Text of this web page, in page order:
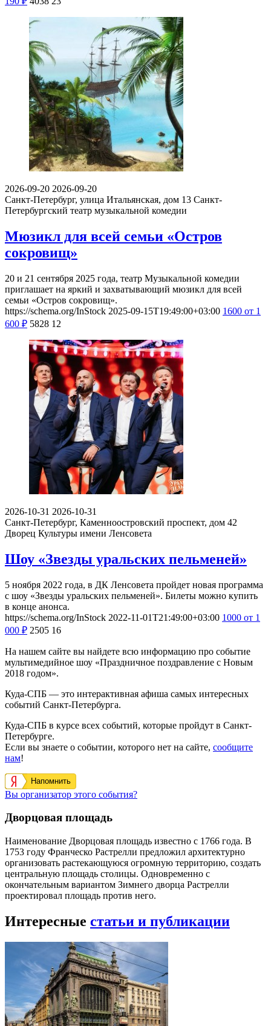
2026-09-20 2026-09-20
Санкт-Петербург, улица Итальянская, дом 13 Санкт-
Петербургский театр музыкальной комедии
Мюзикл для всей семьи «Остров
сокровищ»
20 и 21 сентября 2025 года, театр Музыкальной комедии
приглашает на яркий и захватывающий мюзикл для всей
семьи «Остров сокровищ».
https://schema.org/InStock 2025-09-15T19:49:00+03:00 1600 от 1
600 ₽ 5828 12
2026-10-31 2026-10-31
Санкт-Петербург, Каменноостровский проспект, дом 42
Дворец Культуры имени Ленсовета
Шоу «Звезды уральских пельменей»
5 ноября 2022 года, в ДК Ленсовета пройдет новая программа
с шоу «Звезды уральских пельменей». Билеты можно купить
в конце анонса.
https://schema.org/InStock 2022-11-01T21:49:00+03:00 1000 от 1
000 ₽ 2505 16
На нашем сайте вы найдете всю информацию про событие
мультимедийное шоу «Праздничное поздравление с Новым
2018 годом».
Куда-СПБ — это интерактивная афиша самых интересных
событий Санкт-Петербурга.
Куда-СПБ в курсе всех событий, которые пройдут в Санкт-
Петербурге.
Если вы знаете о событии, которого нет на сайте, сообщите
нам!
Напомнить
Вы организатор этого события?
Дворцовая площадь
Наименование Дворцовая площадь известно с 1766 года. В
1753 году Франческо Растрелли предложил архитектурно
организовать растекающуюся огромную территорию, создать
центральную площадь столицы. Одновременно с
окончательным вариантом Зимнего дворца Растрелли
проектировал площадь против него.
Интересные статьи и публикации